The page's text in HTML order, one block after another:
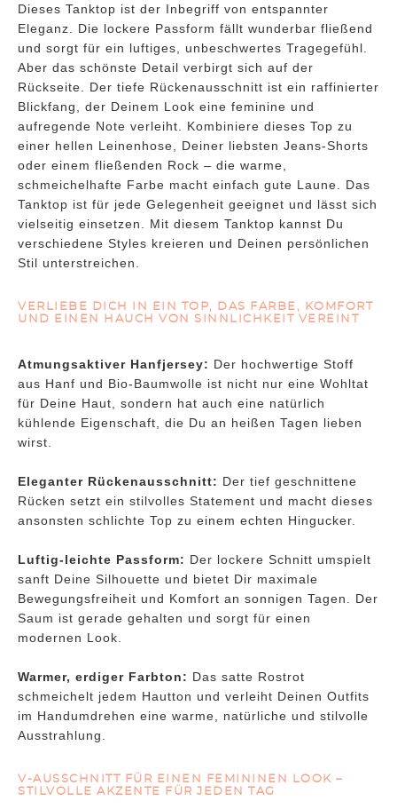
Dieses Tanktop ist der Inbegriff von entspannter
Eleganz. Die lockere Passform fällt wunderbar fließend
und sorgt für ein luftiges, unbeschwertes Tragegefühl.
Aber das schönste Detail verbirgt sich auf der
Rückseite. Der tiefe Rückenausschnitt ist ein raffinierter
Blickfang, der Deinem Look eine feminine und
aufregende Note verleiht. Kombiniere dieses Top zu
einer hellen Leinenhose, Deiner liebsten Jeans-Shorts
oder einem fließenden Rock – die warme,
schmeichelhafte Farbe macht einfach gute Laune. Das
Tanktop ist für jede Gelegenheit geeignet und lässt sich
vielseitig einsetzen. Mit diesem Tanktop kannst Du
verschiedene Styles kreieren und Deinen persönlichen
Stil unterstreichen.
VERLIEBE DICH IN EIN TOP, DAS FARBE, KOMFORT
UND EINEN HAUCH VON SINNLICHKEIT VEREINT
Atmungsaktiver Hanfjersey: Der hochwertige Stoff
aus Hanf und Bio-Baumwolle ist nicht nur eine Wohltat
für Deine Haut, sondern hat auch eine natürlich
kühlende Eigenschaft, die Du an heißen Tagen lieben
wirst.
Eleganter Rückenausschnitt: Der tief geschnittene
Rücken setzt ein stilvolles Statement und macht dieses
ansonsten schlichte Top zu einem echten Hingucker.
Luftig-leichte Passform: Der lockere Schnitt umspielt
sanft Deine Silhouette und bietet Dir maximale
Bewegungsfreiheit und Komfort an sonnigen Tagen. Der
Saum ist gerade gehalten und sorgt für einen
modernen Look.
Warmer, erdiger Farbton: Das satte Rostrot
schmeichelt jedem Hautton und verleiht Deinen Outfits
im Handumdrehen eine warme, natürliche und stilvolle
Ausstrahlung.
V-AUSSCHNITT FÜR EINEN FEMININEN LOOK –
STILVOLLE AKZENTE FÜR JEDEN TAG